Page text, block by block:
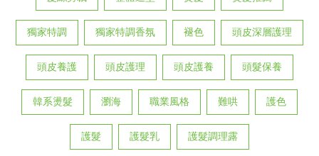
獨家特調 獨家特調香氛 褪色 頭皮深層護理
頭皮養護 頭皮護理 頭皮護養 頭髮保養
韓系燙髮 瀏海 職業風格 難哄 護色
護髮 護髮乳 護髮調理露